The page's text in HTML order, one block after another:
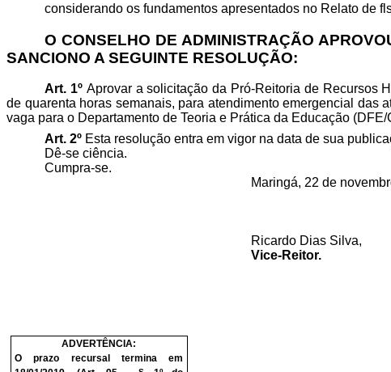
considerando os fundamentos apresentados no Relato de
O CONSELHO DE ADMINISTRAÇÃO
SANCIONO A SEGUINTE RESOLUÇÃO:
Art. 1º Aprovar a solicitação da Pró-Reitoria de Recursos
de quarenta horas semanais, para atendimento emergencial
vaga para o Departamento de Teoria e Prática da Educação (DFE/
Art. 2º Esta resolução entra em vigor na data de sua
Dê-se ciência.
Cumpra-se.
Maringá, 22 de
Ricardo Dias Silva,
Vice-Reitor.
ADVERTÊNCIA:
O prazo recursal termina em